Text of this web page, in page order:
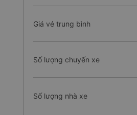
Giá vé trung bình
Số lượng chuyến xe
Số lượng nhà xe